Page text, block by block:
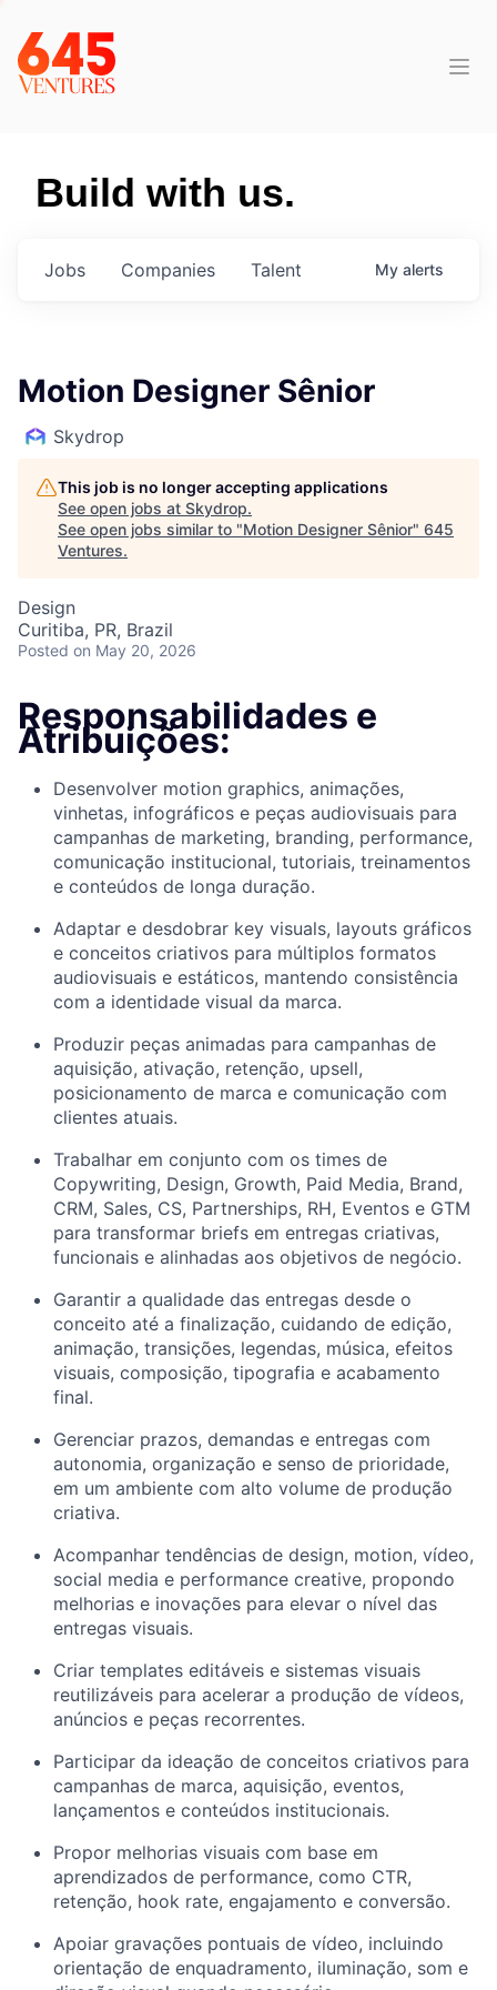
Build with us.
Jobs Companies Talent My alerts
Motion Designer Sênior
Skydrop
This job is no longer accepting applications
See open jobs at Skydrop.
See open jobs similar to "Motion Designer Sênior" 645
Ventures.
Design
Curitiba, PR, Brazil
Posted on May 20, 2026
Responsabilidades e
Atribuições:
Desenvolver motion graphics, animações,
vinhetas, infográficos e peças audiovisuais para
campanhas de marketing, branding, performance,
comunicação institucional, tutoriais, treinamentos
e conteúdos de longa duração.
Adaptar e desdobrar key visuals, layouts gráficos
e conceitos criativos para múltiplos formatos
audiovisuais e estáticos, mantendo consistência
com a identidade visual da marca.
Produzir peças animadas para campanhas de
aquisição, ativação, retenção, upsell,
posicionamento de marca e comunicação com
clientes atuais.
Trabalhar em conjunto com os times de
Copywriting, Design, Growth, Paid Media, Brand,
CRM, Sales, CS, Partnerships, RH, Eventos e GTM
para transformar briefs em entregas criativas,
funcionais e alinhadas aos objetivos de negócio.
Garantir a qualidade das entregas desde o
conceito até a finalização, cuidando de edição,
animação, transições, legendas, música, efeitos
visuais, composição, tipografia e acabamento
final.
Gerenciar prazos, demandas e entregas com
autonomia, organização e senso de prioridade,
em um ambiente com alto volume de produção
criativa.
Acompanhar tendências de design, motion, vídeo,
social media e performance creative, propondo
melhorias e inovações para elevar o nível das
entregas visuais.
Criar templates editáveis e sistemas visuais
reutilizáveis para acelerar a produção de vídeos,
anúncios e peças recorrentes.
Participar da ideação de conceitos criativos para
campanhas de marca, aquisição, eventos,
lançamentos e conteúdos institucionais.
Propor melhorias visuais com base em
aprendizados de performance, como CTR,
retenção, hook rate, engajamento e conversão.
Apoiar gravações pontuais de vídeo, incluindo
orientação de enquadramento, iluminação, som e